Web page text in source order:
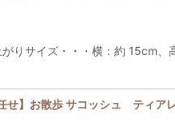
りサイズ・・・横：約 15cm
せ】お散歩 サコッシュ ティア